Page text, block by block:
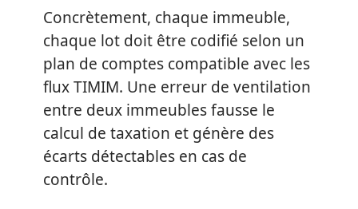
Concrètement, chaque immeuble,
chaque lot doit être codifié selon un
plan de comptes compatible avec les
flux TIMIM. Une erreur de ventilation
entre deux immeubles fausse le
calcul de taxation et génère des
écarts détectables en cas de
contrôle.